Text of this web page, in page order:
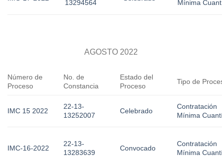
13294564
Mínima
AGOSTO 2022
Número de
Proceso
No. de
Constancia
Estado del
Proceso
Tipo de
IMC 15 2022
22-13-
13252007
Celebrado
Contratación
Mínima
IMC-16-2022
22-13-
13283639
Convocado
Contratación
Mínima